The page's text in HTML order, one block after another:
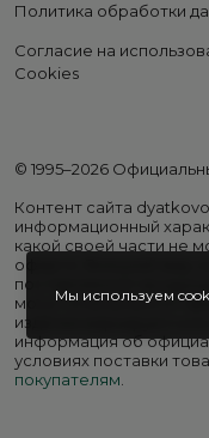
Политика обработки
Согласие на
Cookies
© 1995–2026
Контент сайта
информационный
какой своей части не
оферта. Внешний вид,
поставляемой
могут отличаться от
изделия варьируются
информация об
условиях поставки
покупателям.
Мы используем